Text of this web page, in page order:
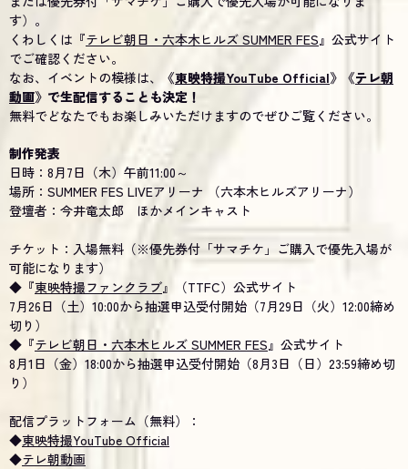
す）。
くわしくは『テレビ朝日・六本木ヒルズ SUMMER FES 』公式サイト
でご確認ください。
なお、イベントの模様は、
《東映特撮YouTube Official》《テレ朝
動画》で生配信することも決定！
無料でどなたでもお楽しみいただけますのでぜひご覧ください。
制作発表
日時：8月7日（木）午前11:00～
場所：SUMMER FES LIVEアリーナ （六本木ヒルズアリーナ）
登壇者：今井竜太郎 ほかメインキャスト
チケット：入場無料（※優先券付「サマチケ」ご購入で優先入場が
可能になります）
◆『東映特撮ファンクラブ』（TTFC）公式サイト
7月26日（土）10:00から抽選申込受付開始（7月29日（火）12:00締め
切り）
◆『テレビ朝日・六本木ヒルズ SUMMER FES 』公式サイト
8月1日（金）18:00から抽選申込受付開始（8月3日（日）23:59締め切
り）
配信プラットフォーム（無料）：
◆東映特撮YouTube Official
◆テレ朝動画